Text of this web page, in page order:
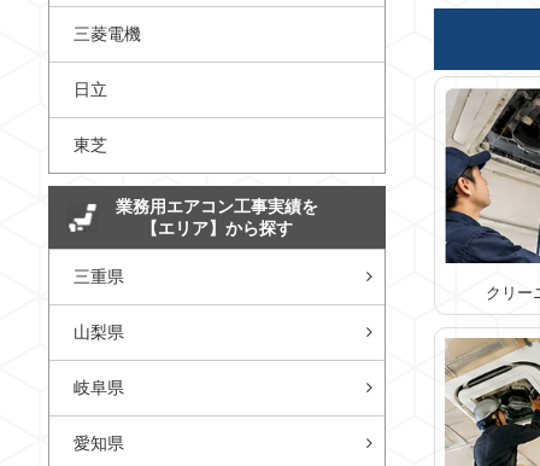
クリー
三菱電機
日立
東芝
業務用エアコン工事実績を
【エリア】から探す
三重県
山梨県
岐阜県
愛知県